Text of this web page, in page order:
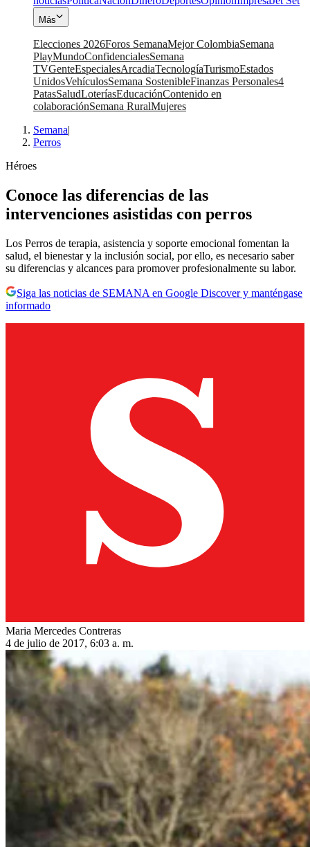
Más
Elecciones 2026Foros SemanaMejor ColombiaSemana
PlayMundoConfidencialesSemana
TVGenteEspecialesArcadiaTecnologíaTurismoEstados
UnidosVehículosSemana SostenibleFinanzas Personales4
PatasSaludLoteríasEducaciónContenido en
colaboraciónSemana RuralMujeres
Semana|
Perros
Héroes
Conoce las diferencias de las
intervenciones asistidas con perros
Los Perros de terapia, asistencia y soporte emocional fomentan la
salud, el bienestar y la inclusión social, por ello, es necesario saber
su diferencias y alcances para promover profesionalmente su labor.
Siga las noticias de SEMANA en Google Discover y manténgase
informado
Maria Mercedes Contreras
4 de julio de 2017, 6:03 a. m.